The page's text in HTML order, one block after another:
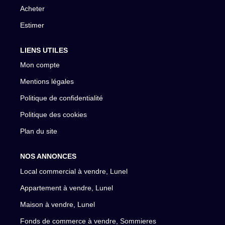
Acheter
Estimer
LIENS UTILES
Mon compte
Mentions légales
Politique de confidentialité
Politique des cookies
Plan du site
NOS ANNONCES
Local commercial à vendre, Lunel
Appartement à vendre, Lunel
Maison à vendre, Lunel
Fonds de commerce à vendre, Sommieres